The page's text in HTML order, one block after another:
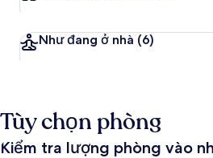
Như đang ở nhà (6)
Tùy chọn phòng
Kiểm tra lượng phòng vào